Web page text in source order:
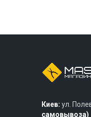
Киев: ул.
самовывоза)